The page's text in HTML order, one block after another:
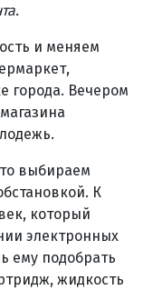
и меняем
города. Вечером
выбираем
К
который
электронных
ему подобрать
жидкость